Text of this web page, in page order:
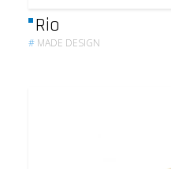
Rio
# MADE DESIGN